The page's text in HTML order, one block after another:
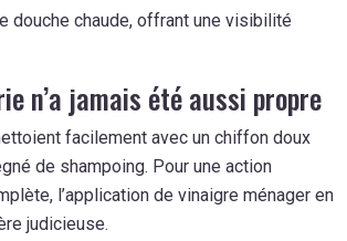
douche chaude, offrant une visibilité
n’a jamais été aussi propre
facilement avec un chiffon doux
de shampoing. Pour une action
l’application de vinaigre ménager en
judicieuse.